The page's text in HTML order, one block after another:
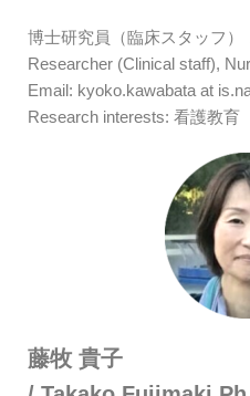
博士研究員（臨床スタッフ）
Researcher (Clinical staff),
Email: kyoko.kawabata at
Research interests: 看護教育
藤牧 貴子